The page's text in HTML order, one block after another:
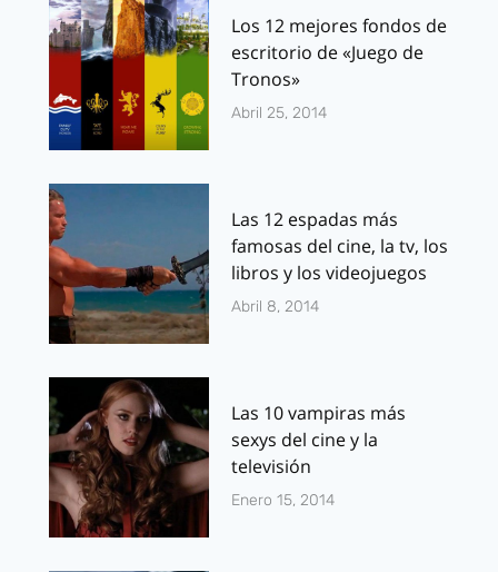
Los 12 mejores fondos de
escritorio de «Juego de
Tronos»
Abril 25, 2014
Las 12 espadas más
famosas del cine, la tv, los
libros y los videojuegos
Abril 8, 2014
Las 10 vampiras más
sexys del cine y la
televisión
Enero 15, 2014